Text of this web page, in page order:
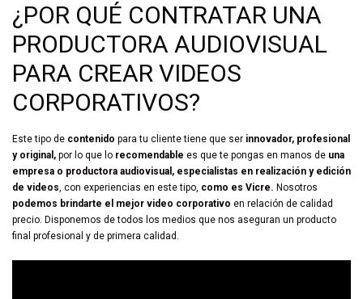
¿POR QUÉ CONTRATAR UNA
PRODUCTORA AUDIOVISUAL
PARA CREAR VIDEOS
CORPORATIVOS?
Este tipo de contenido para tu cliente tiene que ser innovador, profesional
y original, por lo que lo recomendable es que te pongas en manos de una
empresa o productora audiovisual , especialistas en realización y edición
de videos, con experiencias en este tipo, como es Vicre. Nosotros
podemos brindarte el mejor video corporativo en relación de calidad
precio. Disponemos de todos los medios que nos aseguran un producto
final profesional y de primera calidad.